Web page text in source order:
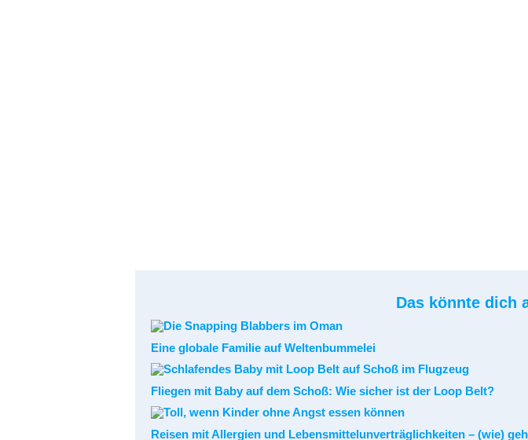
Das könnte dich
Eine globale Familie auf Weltenbummelei
Fliegen mit Baby auf dem Schoß: Wie sicher ist der Loop Belt?
Reisen mit Allergien und Lebensmittelunverträglichkeiten – (wie)